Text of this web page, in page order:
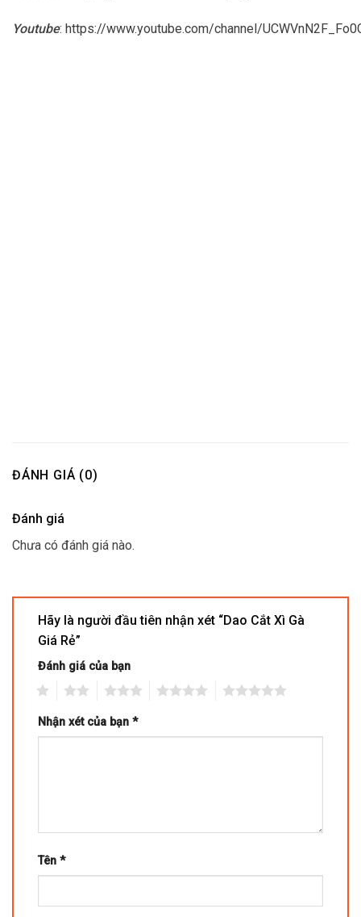
Youtube: https://www.youtube.com/channel/
ĐÁNH GIÁ (0)
Đánh giá
Chưa có đánh giá nào.
Hãy là người đầu tiên nhận xét “Dao Cắt Xì Gà
Giá Rẻ”
Đánh giá của bạn
Nhận xét của bạn *
Tên *